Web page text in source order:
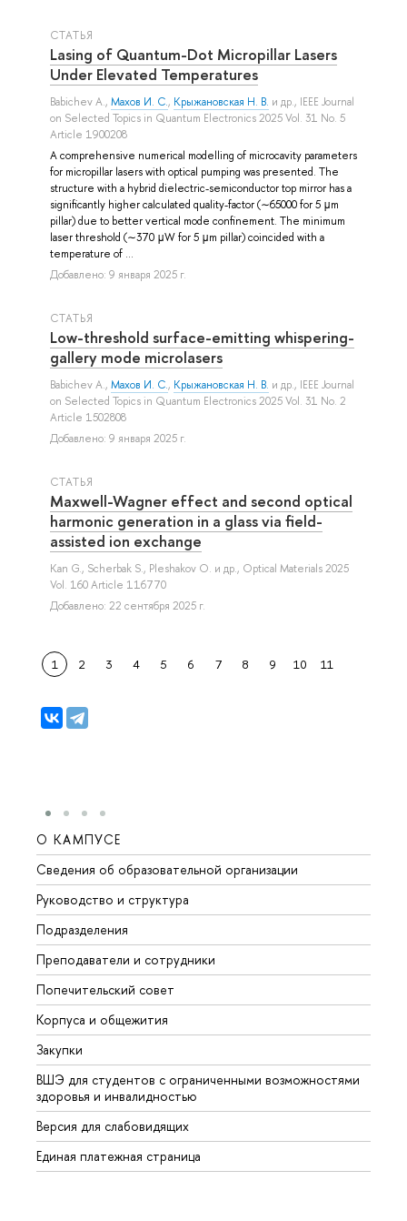
СТАТЬЯ
Lasing of Quantum-Dot Micropillar Lasers
Under Elevated Temperatures
Babichev A., Махов И. С., Крыжановская Н. В. и др., IEEE Journal
on Selected Topics in Quantum Electronics 2025 Vol. 31 No. 5
Article 1900208
A comprehensive numerical modelling of microcavity parameters
for micropillar lasers with optical pumping was presented. The
structure with a hybrid dielectric-semiconductor top mirror has a
significantly higher calculated quality-factor (∼65000 for 5 μm
pillar) due to better vertical mode confinement. The minimum
laser threshold (∼370 μW for 5 μm pillar) coincided with a
temperature of ...
Добавлено: 9 января 2025 г.
СТАТЬЯ
Low-threshold surface-emitting whispering-
gallery mode microlasers
Babichev A., Махов И. С., Крыжановская Н. В. и др., IEEE Journal
on Selected Topics in Quantum Electronics 2025 Vol. 31 No. 2
Article 1502808
Добавлено: 9 января 2025 г.
СТАТЬЯ
Maxwell-Wagner effect and second optical
harmonic generation in a glass via field-
assisted ion exchange
Kan G., Scherbak S., Pleshakov O. и др., Optical Materials 2025
Vol. 160 Article 116770
Добавлено: 22 сентября 2025 г.
1 2 3 4 5 6 7 8 9 10 11
О КАМПУСЕ
Сведения об образовательной организации
Руководство и структура
Подразделения
Преподаватели и сотрудники
Попечительский совет
Корпуса и общежития
Закупки
ВШЭ для студентов с ограниченными возможностями
здоровья и инвалидностью
Версия для слабовидящих
Единая платежная страница